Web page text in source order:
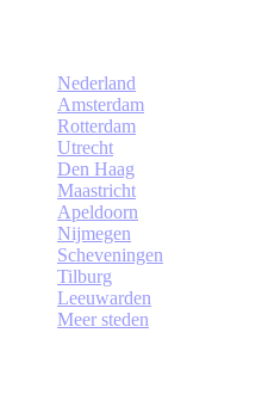
Nederland
Amsterdam
Rotterdam
Utrecht
Den Haag
Maastricht
Apeldoorn
Nijmegen
Scheveningen
Tilburg
Leeuwarden
Meer steden